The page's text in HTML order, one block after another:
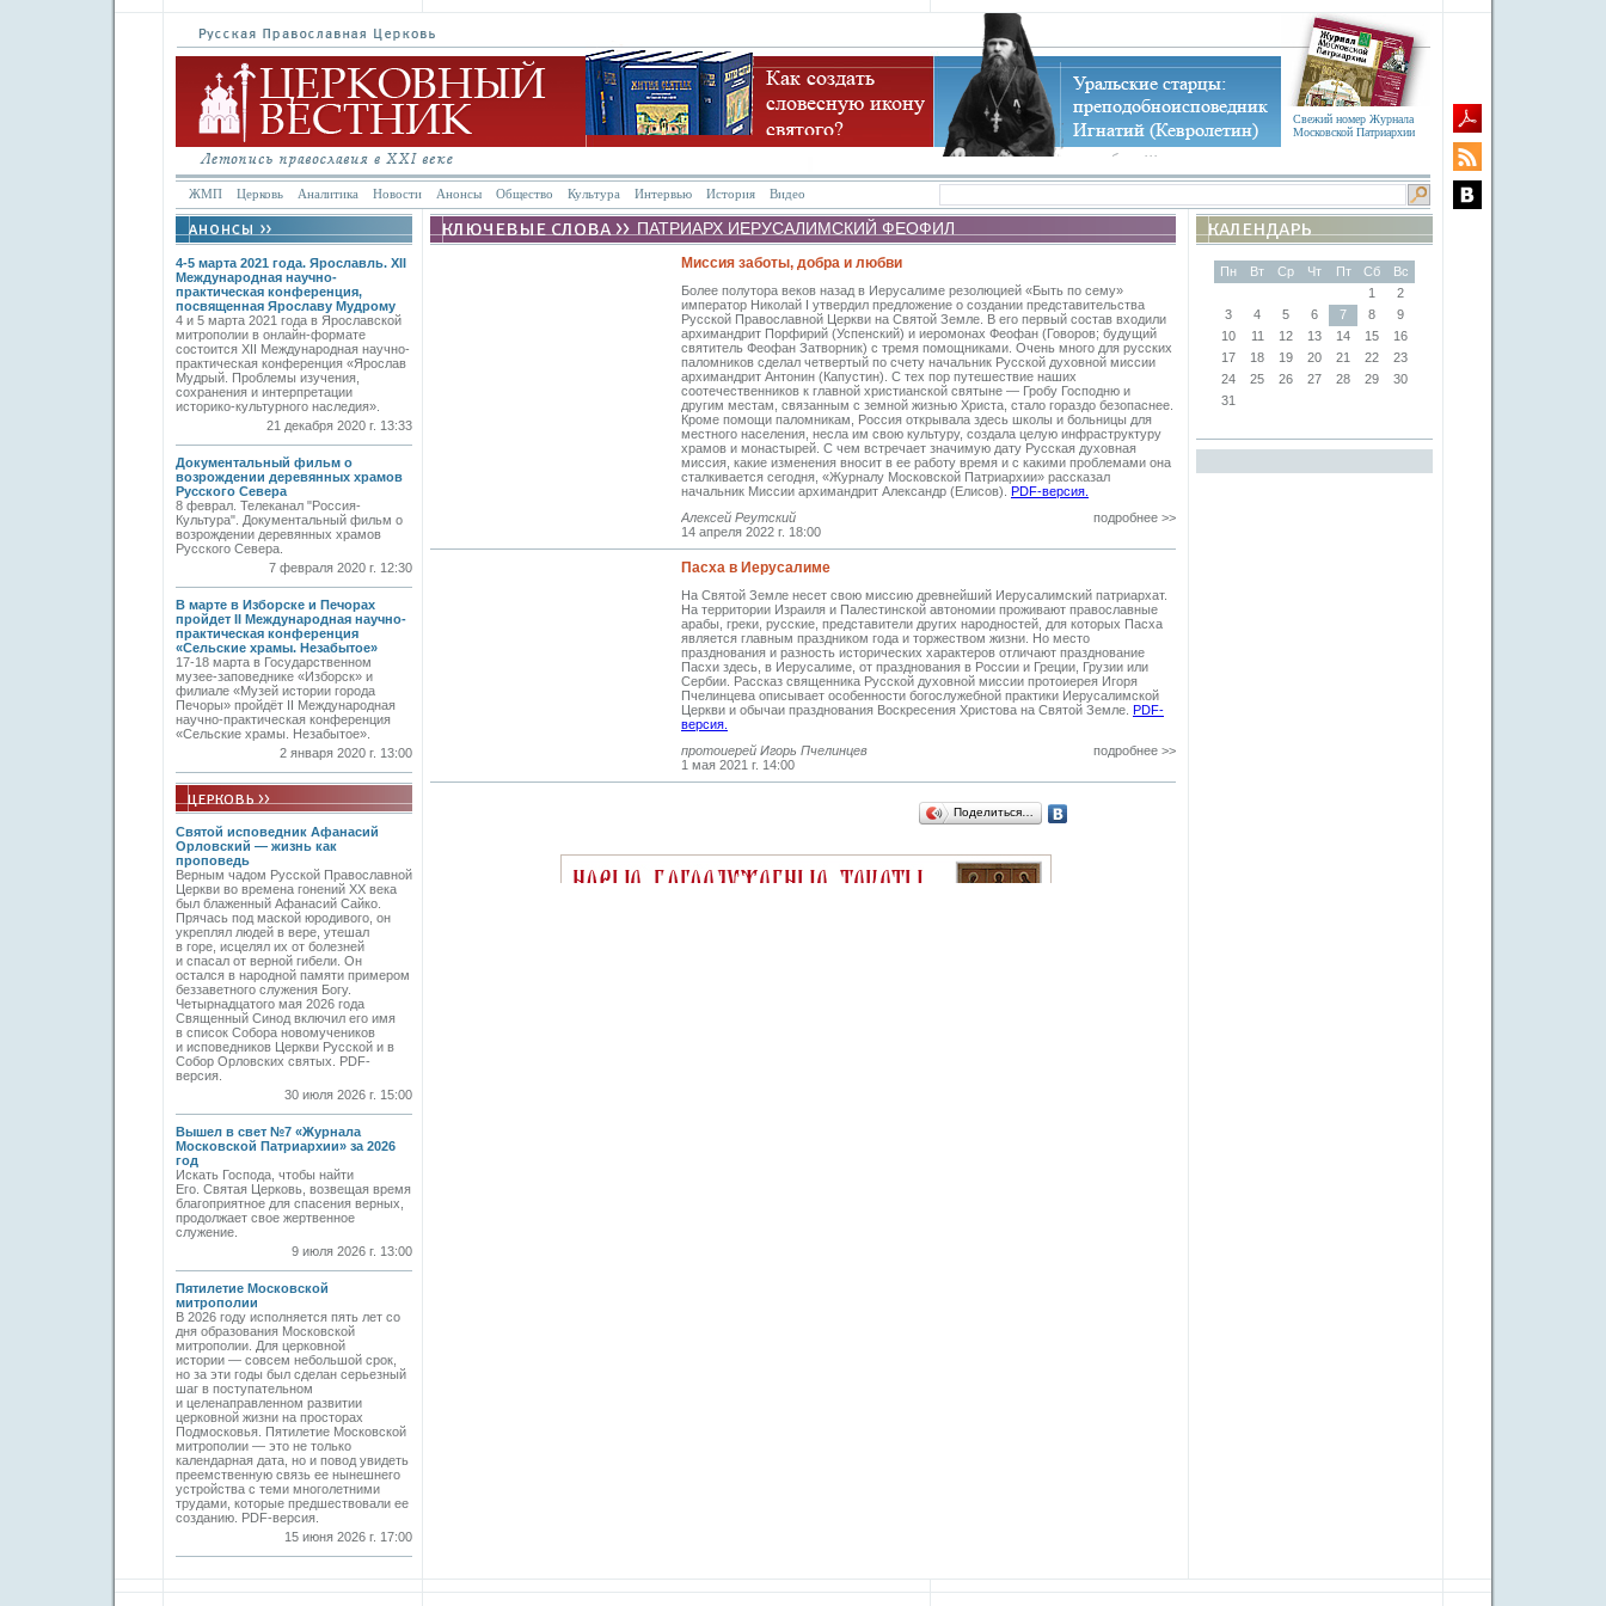
Свежий номер Журнала
Московской Патриархии
ЖМП Церковь Аналитика Новости Анонсы Общество Культура Интервью История Видео
4-5 марта 2021 года. Ярославль. XII
Международная научно-
практическая конференция,
посвященная Ярославу Мудрому
4 и 5 марта 2021 года в Ярославской
митрополии в онлайн-формате
состоится XII Международная научно-
практическая конференция «Ярослав
Мудрый. Проблемы изучения,
сохранения и интерпретации
историко-культурного наследия».
21 декабря 2020 г. 13:33
Документальный фильм о
возрождении деревянных храмов
Русского Севера
8 феврал. Телеканал "Россия-
Культура". Документальный фильм о
возрождении деревянных храмов
Русского Севера.
7 февраля 2020 г. 12:30
В марте в Изборске и Печорах
пройдет II Международная научно-
практическая конференция
«Сельские храмы. Незабытое»
17-18 марта в Государственном
музее-заповеднике «Изборск» и
филиале «Музей истории города
Печоры» пройдёт II Международная
научно-практическая конференция
«Сельские храмы. Незабытое».
2 января 2020 г. 13:00
Святой исповедник Афанасий
Орловский — жизнь как
проповедь
Верным чадом Русской Православной
Церкви во времена гонений XX века
был блаженный Афанасий Сайко.
Прячась под маской юродивого, он
укреплял людей в вере, утешал
в горе, исцелял их от болезней
и спасал от верной гибели. Он
остался в народной памяти примером
беззаветного служения Богу.
Четырнадцатого мая 2026 года
Священный Синод включил его имя
в список Собора новомучеников
и исповедников Церкви Русской и в
Собор Орловских святых. PDF-
версия.
30 июля 2026 г. 15:00
Вышел в свет №7 «Журнала
Московской Патриархии» за 2026
год
Искать Господа, чтобы найти
Его. Святая Церковь, возвещая время
благоприятное для спасения верных,
продолжает свое жертвенное
служение.
9 июля 2026 г. 13:00
Пятилетие Московской
митрополии
В 2026 году исполняется пять лет со
дня образования Московской
митрополии. Для церковной
истории — совсем небольшой срок,
но за эти годы был сделан серьезный
шаг в поступательном
и целенаправленном развитии
церковной жизни на просторах
Подмосковья. Пятилетие Московской
митрополии — это не только
календарная дата, но и повод увидеть
преемственную связь ее нынешнего
устройства с теми многолетними
трудами, которые предшествовали ее
созданию. PDF-версия.
15 июня 2026 г. 17:00
ПАТРИАРХ ИЕРУСАЛИМСКИЙ ФЕОФИЛ
Миссия заботы, добра и любви
Более полутора веков назад в Иерусалиме резолюцией «Быть по сему»
император Николай I утвердил предложение о создании представительства
Русской Православной Церкви на Святой Земле. В его первый состав входили
архимандрит Порфирий (Успенский) и иеромонах Феофан (Говоров; будущий
святитель Феофан Затворник) с тремя помощниками. Очень много для русских
паломников сделал четвертый по счету начальник Русской духовной миссии
архимандрит Антонин (Капустин). С тех пор путешествие наших
соотечественников к главной христианской святыне — Гробу Господню и
другим местам, связанным с земной жизнью Христа, стало гораздо безопаснее.
Кроме помощи паломникам, Россия открывала здесь школы и больницы для
местного населения, несла им свою культуру, создала целую инфраструктуру
храмов и монастырей. С чем встречает значимую дату Русская духовная
миссия, какие изменения вносит в ее работу время и с какими проблемами она
сталкивается сегодня, «Журналу Московской Патриархии» рассказал
начальник Миссии архимандрит Александр (Елисов). PDF-версия.
Алексей Реутский
14 апреля 2022 г. 18:00
подробнее >>
Пасха в Иерусалиме
На Святой Земле несет свою миссию древнейший Иерусалимский патриархат.
На территории Израиля и Палестинской автономии проживают православные
арабы, греки, русские, представители других народностей, для которых Пасха
является главным праздником года и торжеством жизни. Но место
празднования и разность исторических характеров отличают празднование
Пасхи здесь, в Иерусалиме, от празднования в России и Греции, Грузии или
Сербии. Рассказ священника Русской духовной миссии прото­иерея Игоря
Пчелинцева описывает особенности богослужебной практики Иерусалимской
Церкви и обычаи празднования Воскресения Христова на Святой Земле. PDF-
версия.
протоиерей Игорь Пчелинцев
1 мая 2021 г. 14:00
подробнее >>
Поделиться…
Пн Вт Ср Чт Пт Сб
Вс
1
2
3
4 5 6 7 8
9
10
11 12 13 14 15
16
17
18 19 20 21 22
23
24
25 26 27 28 29
30
31